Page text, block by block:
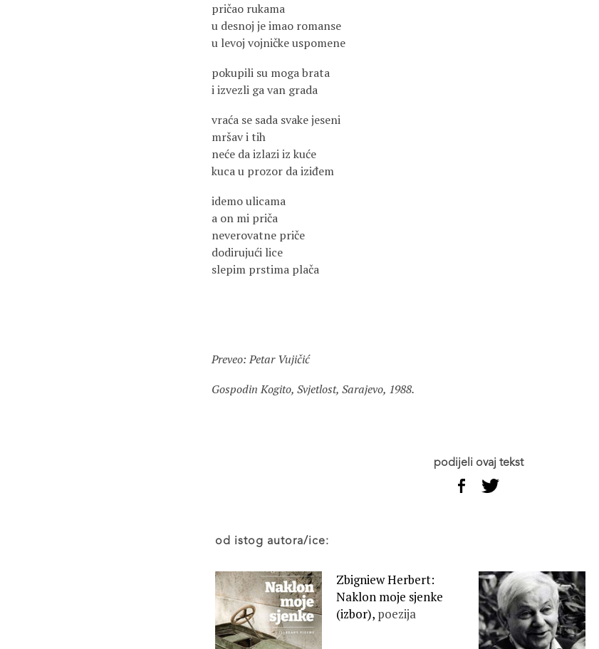
pričao rukama
u desnoj je imao romanse
u levoj vojničke uspomene
pokupili su moga brata
i izvezli ga van grada
vraća se sada svake jeseni
mršav i tih
neće da izlazi iz kuće
kuca u prozor da iziđem
idemo ulicama
a on mi priča
neverovatne priče
dodirujući lice
slepim prstima plača
Preveo: Petar Vujičić
Gospodin Kogito, Svjetlost, Sarajevo, 1988.
podijeli ovaj tekst
od istog autora/ice:
Zbigniew Herbert:
Naklon moje sjenke
(izbor), poezija